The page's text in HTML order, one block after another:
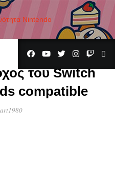
του Switch
compatible